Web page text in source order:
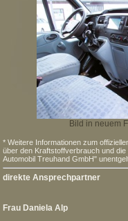
Bild in neuem
* Weitere Informationen zum
über den Kraftstoffverbrauch und
Automobil Treuhand GmbH"
direkte Ansprechpartner
Frau Daniela Alp